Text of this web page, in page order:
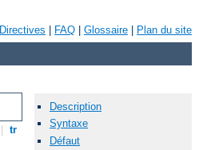
Directives FAQ Glossaire Plan du site
tr
Description
Syntaxe
Défaut